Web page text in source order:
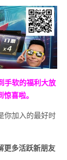
手软的福利大放
喜啦。
你加入的最好时
更多活跃新朋友